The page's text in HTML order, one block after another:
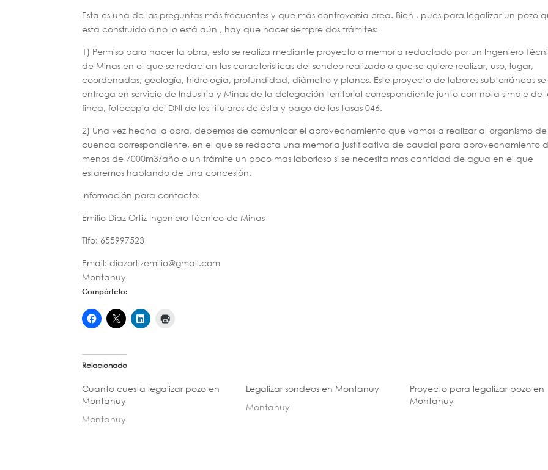
Esta es una de las preguntas más frecuentes y que más controversia crea. Bien , pues para legalizar un pozo
está construido o no lo está aún , hay que hacer siempre dos trámites:
1) Permiso para hacer la obra, esto se realiza mediante proyecto o memoria redactado por un Ingeniero
de Minas en el que se redactan las características del sondeo realizado o que se quiere realizar, uso, lugar,
coordenadas, geología, hidrologia, profundidad, diámetro y planos. Este proyecto de labores subterráneas se
entrega en servicio de Industria y Minas de la delegación territorial correspondiente junto con nota simple de
finca, fotocopia del DNI de los titulares de ésta y pago de las tasas 046.
2) Una vez hecha la obra, debemos de comunicar el aprovechamiento que vamos a realizar al organismo de
cuenca correspondiente, en el que se redacta una memoria justificativa de caudal para aprovechamiento
menos de 7000m3/año o un trámite un poco mas laborioso si se necesita mas cantidad de agua en el que
estaremos hablando de una concesión.
Información para contacto:
Emilio Díaz Ortiz Ingeniero Técnico de Minas
Tlfo: 655997523
Email: diazortizemilio@gmail.com
Montanuy
Compártelo:
Relacionado
Cuanto cuesta legalizar pozo en
Montanuy
Montanuy
Legalizar sondeos en Montanuy
Montanuy
Proyecto para legalizar pozo en
Montanuy